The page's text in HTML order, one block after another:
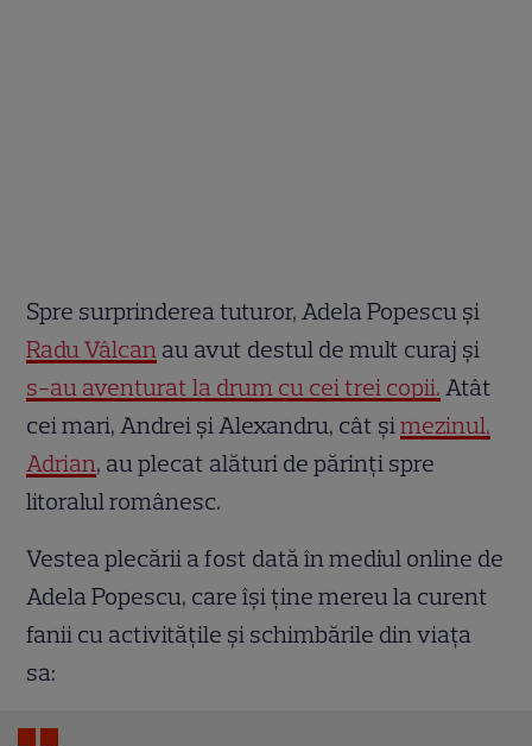
Spre surprinderea tuturor, Adela Popescu și
Radu Vâlcan au avut destul de mult curaj și
s-au aventurat la drum cu cei trei copii. Atât
cei mari, Andrei și Alexandru, cât șimezinul,
Adrian, au plecat alături de părinți spre
litoralul românesc.
Vestea plecării a fost dată în mediul online de
Adela Popescu, care își ține mereu la curent
fanii cu activitățile și schimbările din viața
sa: